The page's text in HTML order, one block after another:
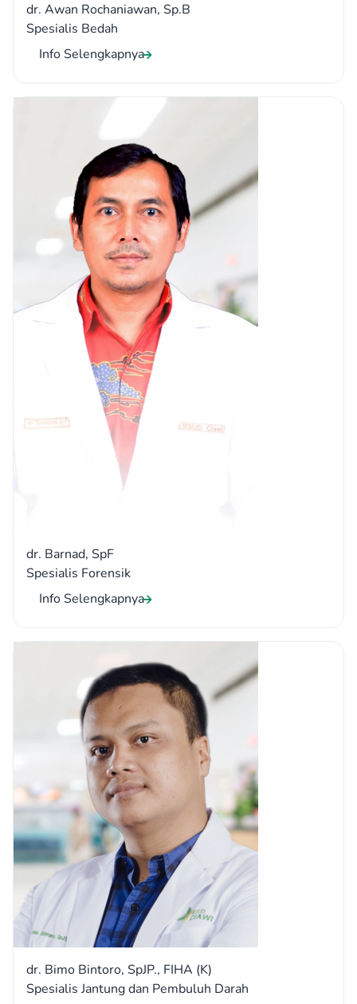
dr. Awan Rochaniawan, Sp.B
Spesialis Bedah
Info Selengkapnya
dr. Barnad, SpF
Spesialis Forensik
Info Selengkapnya
dr. Bimo Bintoro, SpJP., FIHA (K)
Spesialis Jantung dan Pembuluh Darah